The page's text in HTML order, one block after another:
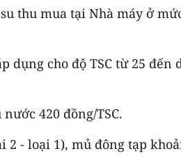
thu mua tại Nhà máy ở
cho độ TSC từ 25 đến
420 đồng/TSC.
- loại 1), mủ đông tạp